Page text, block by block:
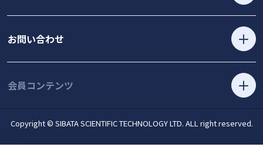
お問い合わせ
会員コンテンツ
Copyright © SIBATA SCIENTIFIC TECHNOLOGY LTD. ALL right reserved.